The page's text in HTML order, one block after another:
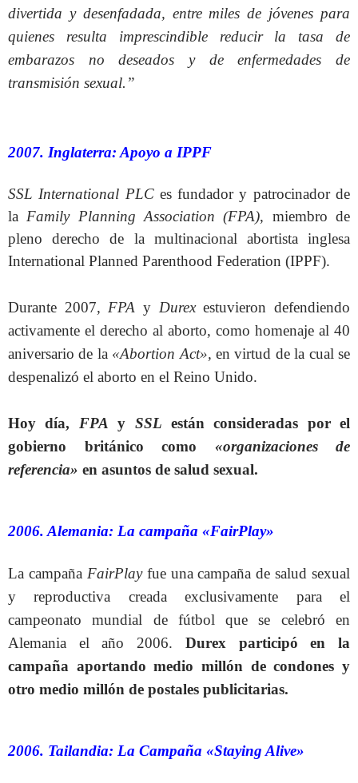
divertida y desenfadada, entre miles de jóvenes para
quienes resulta imprescindible reducir la tasa de
embarazos no deseados y de enfermedades de
transmisión sexual.”
2007. Inglaterra: Apoyo a IPPF
SSL International PLCes fundador y patrocinador de
la Family Planning Association (FPA), miembro de
pleno derecho de la multinacional abortista inglesa
International Planned Parenthood Federation (IPPF).
Durante 2007, FPA y Durexestuvieron defendiendo
activamente el derecho al aborto, como homenaje al 40
aniversario de la «Abortion Act», en virtud de la cual se
despenalizó el aborto en el Reino Unido.
Hoy día, FPA y SSL están consideradas por el
gobierno británico como «organizaciones de
referencia» en asuntos de salud sexual.
2006. Alemania: La campaña «FairPlay»
La campaña FairPlayfue una campaña de salud sexual
y reproductiva creada exclusivamente para el
campeonato mundial de fútbol que se celebró en
Alemania el año 2006. Durex participó en la
campaña aportando medio millón de condones y
otro medio millón de postales publicitarias.
2006. Tailandia: La Campaña «Staying Alive»